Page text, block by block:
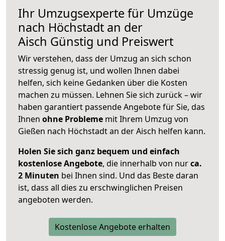
Ihr Umzugsexperte für Umzüge
nach Höchstadt an der
Aisch Günstig und Preiswert
Wir verstehen, dass der Umzug an sich schon
stressig genug ist, und wollen Ihnen dabei
helfen, sich keine Gedanken über die Kosten
machen zu müssen. Lehnen Sie sich zurück – wir
haben garantiert passende Angebote für Sie, das
Ihnen ohne Probleme mit Ihrem Umzug von
Gießen nach Höchstadt an der Aisch helfen kann.
Holen Sie sich ganz bequem und einfach
kostenlose Angebote, die innerhalb von nurca.
2 Minuten bei Ihnen sind. Und das Beste daran
ist, dass all dies zu erschwinglichen Preisen
angeboten werden.
Kostenlose Angebote erhalten